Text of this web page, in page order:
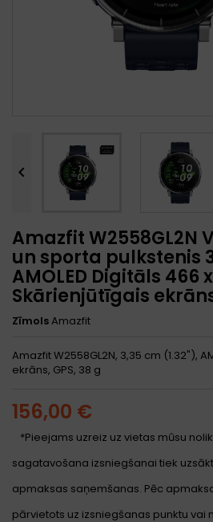

Amazfit W2558GL2N
un sporta pulkstenis
AMOLED Digitāls 466
Skārienjūtīgais
ZīmolsAmazfit
Amazfit W2558GL2N, 3,35 cm (1.32"),
ekrāns, GPS, 38 g
156,00 €
*Pieejams uzreiz uz vietas mūsu
sagatavošana izsniegšanai tiek
apmaksas saņemšanas. Pēc
pārvietots uz izsniegšanas punktu vai